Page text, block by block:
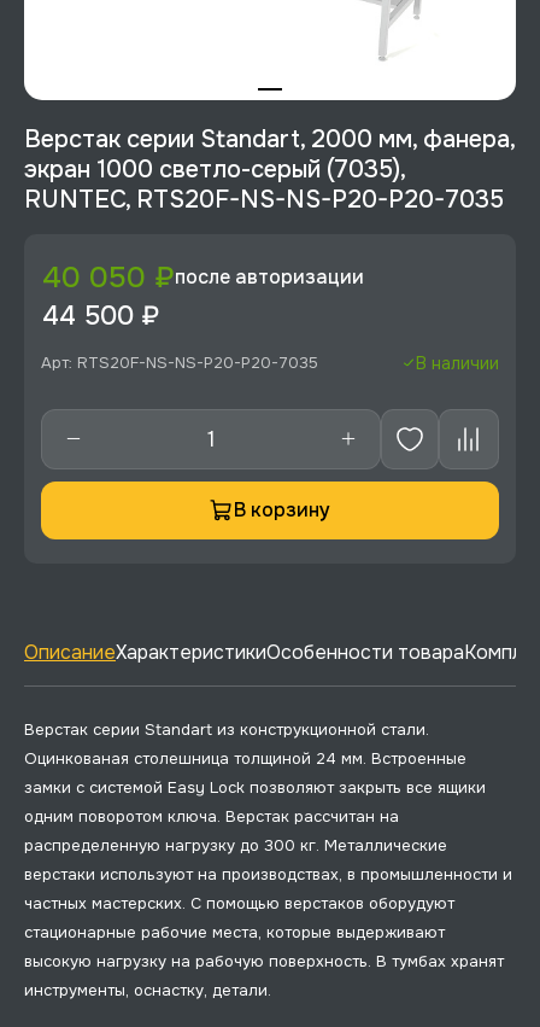
Верстак серии Standart, 2000 мм, фанера,
экран 1000 светло-серый (7035),
RUNTEC, RTS20F-NS-NS-P20-P20-7035
40 050 ₽после авторизации
44 500 ₽
Арт: RTS20F-NS-NS-P20-P20-7035 В наличии
В корзину
ОписаниеХарактеристикиОсобенности товара
Верстак серии Standart из конструкционной стали.
Оцинкованая столешница толщиной 24 мм. Встроенные
замки с системой Easy Lock позволяют закрыть все ящики
одним поворотом ключа. Верстак рассчитан на
распределенную нагрузку до 300 кг. Металлические
верстаки используют на производствах, в промышленности и
частных мастерских. С помощью верстаков оборудуют
стационарные рабочие места, которые выдерживают
высокую нагрузку на рабочую поверхность. В тумбах хранят
инструменты, оснастку, детали.